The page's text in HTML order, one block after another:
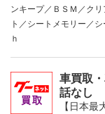
ンキープ／ＢＳＭ／ク
ト／シートメモリー／
ｈ
車買取
話なし
【日本